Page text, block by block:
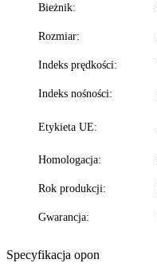
Bieżnik:
Rozmiar:
Indeks prędkości:
Indeks nośności:
Etykieta UE:
Homologacja:
Rok produkcji:
Gwarancja:
Specyfikacja opon